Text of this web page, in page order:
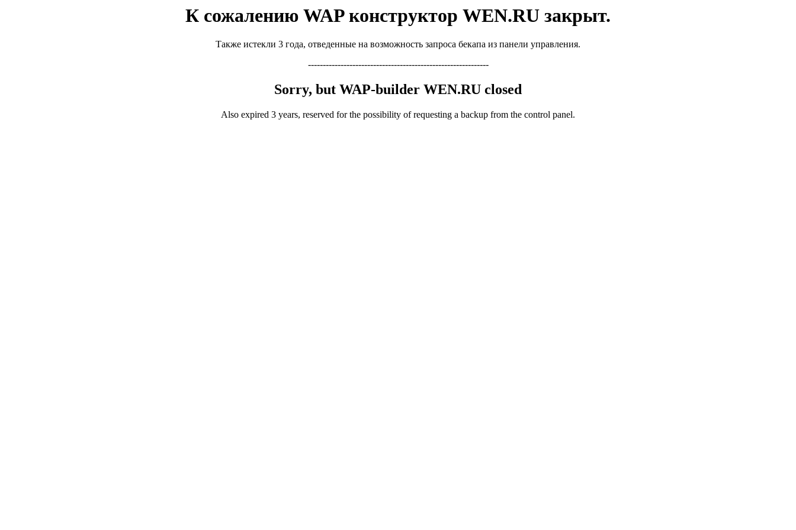
К сожалению WAP конструктор WEN.RU закрыт.
Также истекли 3 года, отведенные на возможность запроса бекапа из панели управления.
-------------------------------------------------------------
Sorry, but WAP-builder WEN.RU closed
Also expired 3 years, reserved for the possibility of requesting a backup from the control panel.